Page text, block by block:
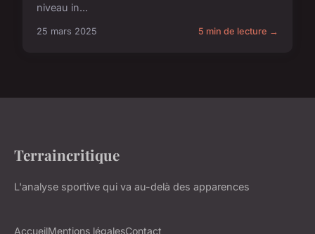
niveau in...
25 mars 2025 5 min de lecture →
Terraincritique
L'analyse sportive qui va au-delà des apparences
AccueilMentions légalesContact